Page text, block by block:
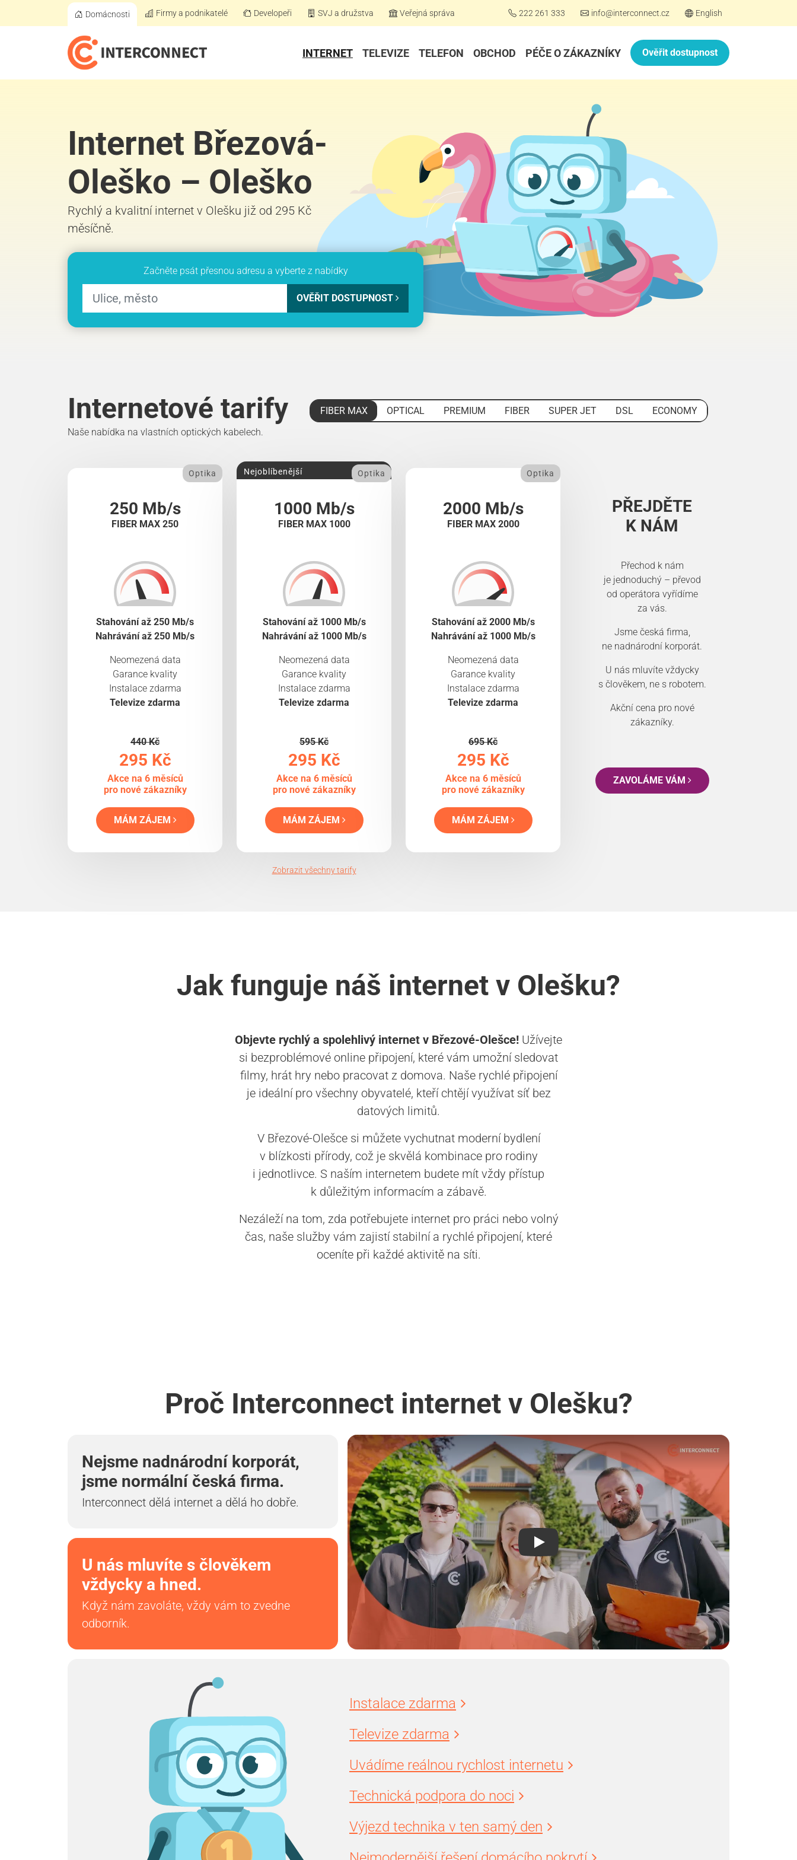
Domácnosti Firmy a podnikatelé Developeři SVJ a družstva Veřejná správa 222 261 333 info@interconnect.cz English
INTERNET TELEVIZE TELEFON OBCHOD PÉČE O ZÁKAZNÍKY Ověřit dostupnost
Internet Březová-
Oleško – Oleško
Rychlý a kvalitní internet v Olešku již od 295 Kč
měsíčně.
Začněte psát přesnou adresu a vyberte z nabídky
OVĚŘIT DOSTUPNOST
Internetové tarify FIBER MAX OPTICAL PREMIUM FIBER SUPER JET DSL
ECONOMY
Naše nabídka na vlastních optických kabelech.
250 Mb/s
FIBER MAX 250
Optika
Stahování až 250 Mb/s
Nahrávání až 250 Mb/s
Neomezená data
Garance kvality
Instalace zdarma
Televize zdarma
440 Kč
295 Kč
Akce na 6 měsíců
pro nové zákazníky
MÁM ZÁJEM
1000 Mb/s
FIBER MAX 1000
Nejoblíbenější Optika
Stahování až 1000 Mb/s
Nahrávání až 1000 Mb/s
Neomezená data
Garance kvality
Instalace zdarma
Televize zdarma
595 Kč
295 Kč
Akce na 6 měsíců
pro nové zákazníky
MÁM ZÁJEM
2000 Mb/s
FIBER MAX 2000
Optika
Stahování až 2000 Mb/s
Nahrávání až 1000 Mb/s
Neomezená data
Garance kvality
Instalace zdarma
Televize zdarma
695 Kč
295 Kč
Akce na 6 měsíců
pro nové zákazníky
MÁM ZÁJEM
PŘEJDĚTE
K NÁM
Přechod k nám
je jednoduchý – převod
od operátora vyřídíme
za vás.
Jsme česká firma,
ne nadnárodní korporát.
U nás mluvíte vždycky
s člověkem, ne s robotem.
Akční cena pro nové
zákazníky.
ZAVOLÁME VÁM
Zobrazit všechny tarify
Jak funguje náš internet v Olešku?
Objevte rychlý a spolehlivý internet v Březové-Olešce! Užívejte
si bezproblémové online připojení, které vám umožní sledovat
filmy, hrát hry nebo pracovat z domova. Naše rychlé připojení
je ideální pro všechny obyvatelé, kteří chtějí využívat síť bez
datových limitů.
V Březové-Olešce si můžete vychutnat moderní bydlení
v blízkosti přírody, což je skvělá kombinace pro rodiny
i jednotlivce. S naším internetem budete mít vždy přístup
k důležitým informacím a zábavě.
Nezáleží na tom, zda potřebujete internet pro práci nebo volný
čas, naše služby vám zajistí stabilní a rychlé připojení, které
oceníte při každé aktivitě na síti.
Proč Interconnect internet v Olešku?
Nejsme nadnárodní korporát,
jsme normální česká firma.
Interconnect dělá internet a dělá ho dobře.
U nás mluvíte s člověkem
vždycky a hned.
Když nám zavoláte, vždy vám to zvedne
odborník.
Instalace zdarma
Televize zdarma
Uvádíme reálnou rychlost internetu
Technická podpora do noci
Výjezd technika v ten samý den